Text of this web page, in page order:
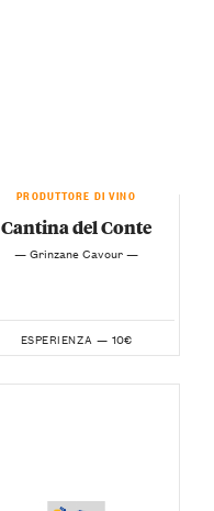
PRODUTTORE DI VINO
Cantina del Conte
— Grinzane Cavour —
ESPERIENZA — 10€